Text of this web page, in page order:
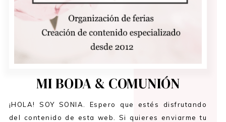
MI BODA & COMUNIÓN
¡HOLA! SOY SONIA. Espero que estés disfrutando
del contenido de esta web. Si quieres enviarme tu